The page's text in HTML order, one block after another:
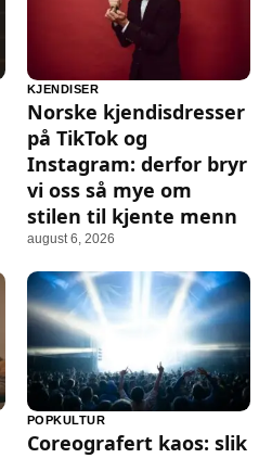
KJENDISER
Norske kjendisdresser
på TikTok og
Instagram: derfor bryr
vi oss så mye om
stilen til kjente menn
august 6, 2026
POPKULTUR
Coreografert kaos: slik